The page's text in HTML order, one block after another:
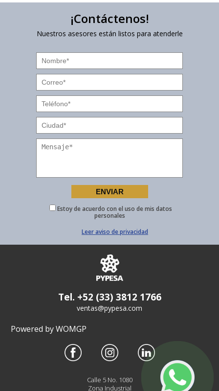
¡Contáctenos!
Nuestros asesores están listos para atenderle
Estoy de acuerdo con el uso de mis datos
personales
Leer aviso de privacidad
Tel. +52 (33) 3812 1766
ventas@pypesa.com
Powered by WOMGP
Calle 5 No. 1080
Zona Industrial